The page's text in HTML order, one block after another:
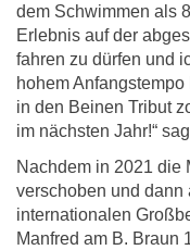
dem Schwimmen als
Erlebnis auf der
fahren zu dürfen und
hohem
in den Beinen Tribut
im nächsten Jahr!“
Nachdem in 2021 die
verschoben und dann
internationalen
Manfred am B. Braun